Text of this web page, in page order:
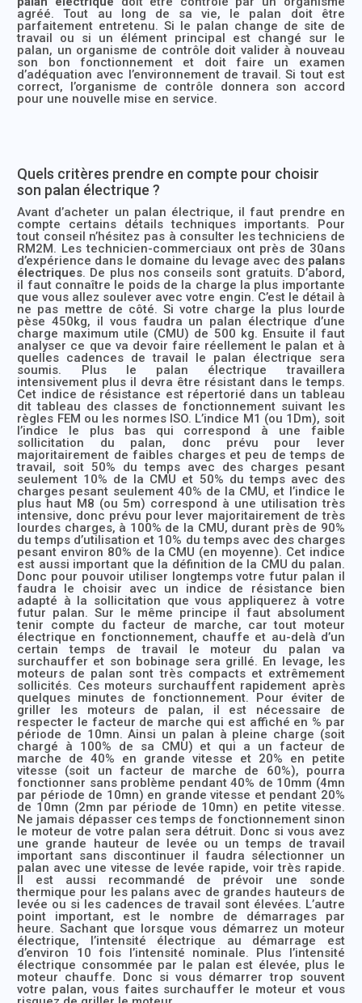
agréé. Tout au long de sa vie, le palan doit être
parfaitement entretenu. Si le palan change de site de
travail ou si un élément principal est changé sur le
palan, un organisme de contrôle doit valider à nouveau
son bon fonctionnement et doit faire un examen
d’adéquation avec l’environnement de travail. Si tout est
correct, l’organisme de contrôle donnera son accord
pour une nouvelle mise en service.
Quels critères prendre en compte pour choisir
son palan électrique ?
Avant d’acheter un palan électrique, il faut prendre en
compte certains détails techniques importants. Pour
tout conseil n’hésitez pas à consulter les techniciens de
RM2M. Les technicien-commerciaux ont près de 30ans
d’expérience dans le domaine du levage avec des palans
électriques. De plus nos conseils sont gratuits. D’abord,
il faut connaître le poids de la charge la plus importante
que vous allez soulever avec votre engin. C’est le détail à
ne pas mettre de côté. Si votre charge la plus lourde
pèse 450kg, il vous faudra un palan électrique d’une
charge maximum utile (CMU) de 500 kg. Ensuite il faut
analyser ce que va devoir faire réellement le palan et à
quelles cadences de travail le palan électrique sera
soumis. Plus le palan électrique travaillera
intensivement plus il devra être résistant dans le temps.
Cet indice de résistance est répertorié dans un tableau
dit tableau des classes de fonctionnement suivant les
règles FEM ou les normes ISO. L’indice M1 (ou 1Dm), soit
l’indice le plus bas qui correspond à une faible
sollicitation du palan, donc prévu pour lever
majoritairement de faibles charges et peu de temps de
travail, soit 50% du temps avec des charges pesant
seulement 10% de la CMU et 50% du temps avec des
charges pesant seulement 40% de la CMU, et l’indice le
plus haut M8 (ou 5m) correspond à une utilisation très
intensive, donc prévu pour lever majoritairement de très
lourdes charges, à 100% de la CMU, durant près de 90%
du temps d’utilisation et 10% du temps avec des charges
pesant environ 80% de la CMU (en moyenne). Cet indice
est aussi important que la définition de la CMU du palan.
Donc pour pouvoir utiliser longtemps votre futur palan il
faudra le choisir avec un indice de résistance bien
adapté à la sollicitation que vous appliquerez à votre
futur palan. Sur le même principe il faut absolument
tenir compte du facteur de marche, car tout moteur
électrique en fonctionnement, chauffe et au-delà d’un
certain temps de travail le moteur du palan va
surchauffer et son bobinage sera grillé. En levage, les
moteurs de palan sont très compacts et extrêmement
sollicités. Ces moteurs surchauffent rapidement après
quelques minutes de fonctionnement. Pour éviter de
griller les moteurs de palan, il est nécessaire de
respecter le facteur de marche qui est affiché en % par
période de 10mn. Ainsi un palan à pleine charge (soit
chargé à 100% de sa CMU) et qui a un facteur de
marche de 40% en grande vitesse et 20% en petite
vitesse (soit un facteur de marche de 60%), pourra
fonctionner sans problème pendant 40% de 10mm (4mn
par période de 10mn) en grande vitesse et pendant 20%
de 10mn (2mn par période de 10mn) en petite vitesse.
Ne jamais dépasser ces temps de fonctionnement sinon
le moteur de votre palan sera détruit. Donc si vous avez
une grande hauteur de levée ou un temps de travail
important sans discontinuer il faudra sélectionner un
palan avec une vitesse de levée rapide, voir très rapide.
Il est aussi recommandé de prévoir une sonde
thermique pour les palans avec de grandes hauteurs de
levée ou si les cadences de travail sont élevées. L’autre
point important, est le nombre de démarrages par
heure. Sachant que lorsque vous démarrez un moteur
électrique, l’intensité électrique au démarrage est
d’environ 10 fois l’intensité nominale. Plus l’intensité
électrique consommée par le palan est élevée, plus le
moteur chauffe. Donc si vous démarrer trop souvent
votre palan, vous faites surchauffer le moteur et vous